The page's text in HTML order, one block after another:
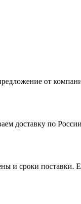
от
по
и сроки поставки.